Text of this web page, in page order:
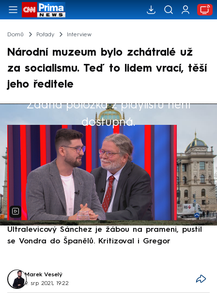
Domů Pořady Interview
Národní muzeum bylo zchátralé už
za socialismu. Teď to lidem vrací, těší
jeho ředitele
Žádná položka z playlistu není
dostupná.
Výběr redakce
Ultralevicový Sánchez je žábou na prameni, pustil
se Vondra do Španělů. Kritizoval i Gregor
Marek Veselý
9. srp 2021, 19:22